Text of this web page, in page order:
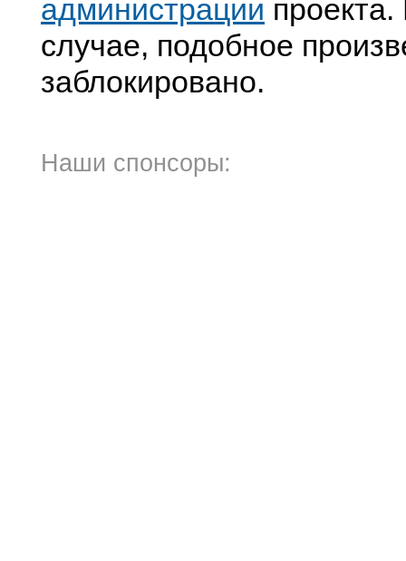
администрации
случае, подобное
заблокировано.
Наши спонсоры: